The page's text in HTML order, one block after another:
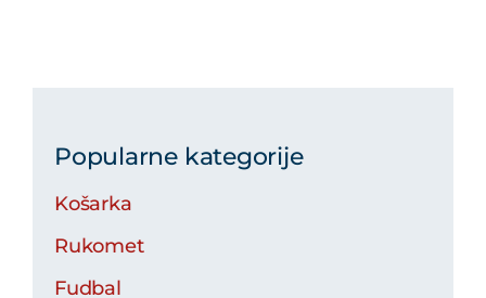
Popularne kategorije
Košarka
Rukomet
Fudbal